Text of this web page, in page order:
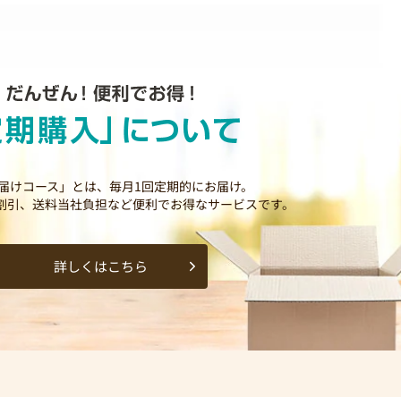
けコース」とは、毎月1回定期的にお届け。
引、送料当社負担など便利でお得なサービスです。
詳しくはこちら